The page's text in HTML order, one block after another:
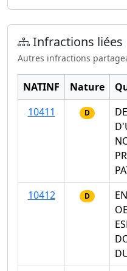
Infractions liées
Autres infractions
NATINF Nature
10411
D
10412
D